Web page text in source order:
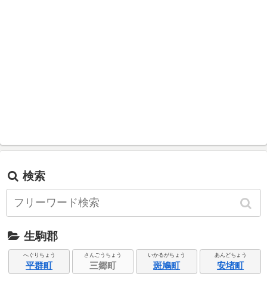
検索
生駒郡
へぐりちょう
平群町
さんごうちょう
三郷町
いかるがちょう
斑鳩町
あんどちょう
安堵町